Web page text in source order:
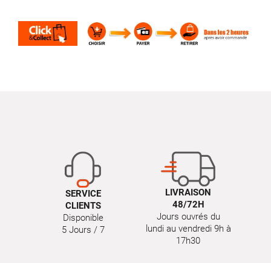
SERVICE
CLIENTS
Disponible
5 Jours / 7
LIVRAISON
48/72H
Jours ouvrés du
lundi au vendredi 9h à
17h30